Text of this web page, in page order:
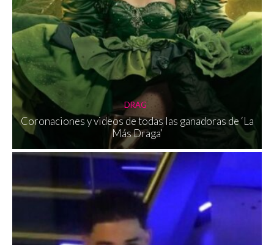
DRAG
Coronaciones y videos de todas las ganadoras de ‘La
Más Draga’